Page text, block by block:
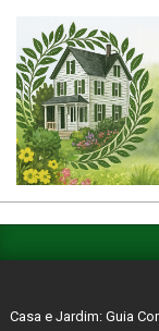
content
CASA
E
GUIA
Navigation
Casa e Jardim: Guia